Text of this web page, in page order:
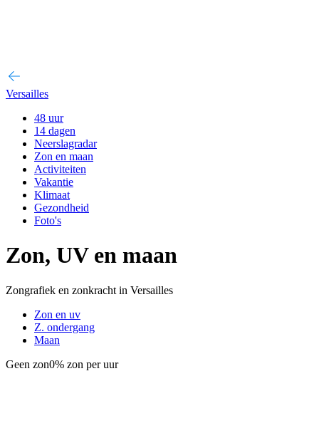
Versailles
48 uur
14 dagen
Neerslagradar
Zon en maan
Activiteiten
Vakantie
Klimaat
Gezondheid
Foto's
Zon, UV en maan
Zongrafiek en zonkracht in Versailles
Zon en uv
Z. ondergang
Maan
Geen zon0% zon per uur